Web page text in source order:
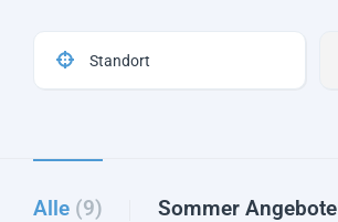
Alle (9) Sommer Angebote